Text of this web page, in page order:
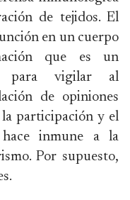
de tejidos. El
en un cuerpo
que es un
para vigilar al
de opiniones
participación y el
inmune a la
Por supuesto,